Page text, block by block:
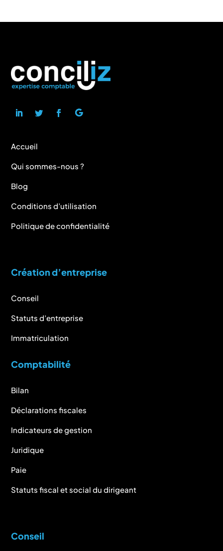
Accueil
Qui sommes-nous ?
Blog
Conditions d’utilisation
Politique de confidentialité
Création d’entreprise
Conseil
Statuts d’entreprise
Immatriculation
Comptabilité
Bilan
Déclarations fiscales
Indicateurs de gestion
Juridique
Paie
Statuts fiscal et social du dirigeant
Conseil